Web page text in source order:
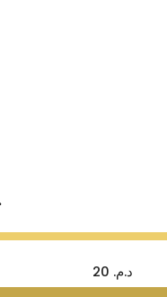
د.م. 20